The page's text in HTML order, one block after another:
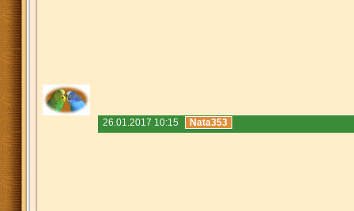
26.01.2017 10:15 Nata353